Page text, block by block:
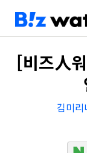
[비즈人
김미리